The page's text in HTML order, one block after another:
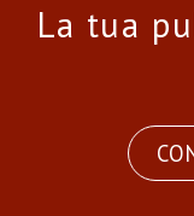
La tua